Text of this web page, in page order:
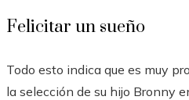
Felicitar un sueño
Todo esto indica que es muy
la selección de su hijo Bronny